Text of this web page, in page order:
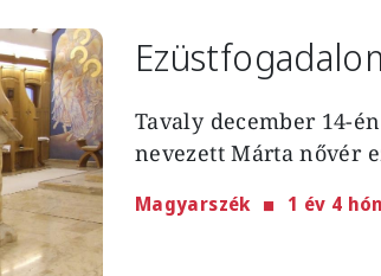
Tavaly december 14-
nevezett Márta nővér
Magyarszék 1 év 4